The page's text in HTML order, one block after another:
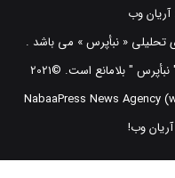
آریان وب
تحلیلی « نبأپرس » می باشد .
استفاده از اخبار و نقل مطالب با ذکر منبع "‌ نبأپرس " بلامانع است. ©2021
NabaaPress News Agency
وب!